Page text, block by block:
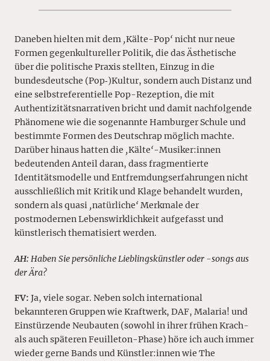
Daneben hielten mit dem ‚Kälte-Pop‘nicht nur neue
Formen gegenkultureller Politik, die das Ästhetische
über die politische Praxis stellten, Einzug in die
bundesdeutsche (Pop­‑)Kultur, sondern auch Distanz und
eine selbstreferentielle Pop-Rezeption, die mit
Authentizitätsnarrativen bricht und damit nachfolgende
Phänomene wie die sogenannte Hamburger Schule und
bestimmte Formen des Deutschrap möglich machte.
Darüber hinaus hatten die ‚Kälte‘-Musiker:innen
bedeutenden Anteil daran, dass fragmentierte
Identitätsmodelle und Entfremdungserfahrungen nicht
ausschließlich mit Kritik und Klage behandelt wurden,
sondern als quasi ‚natürliche‘Merkmale der
postmodernen Lebenswirklichkeit aufgefasst und
künstlerisch thematisiert werden.
AH: Haben Sie persönliche Lieblingskünstler oder -songs aus
der Ära?
FV: Ja, viele sogar. Neben solch international
bekannteren Gruppen wie Kraftwerk, DAF, Malaria! und
Einstürzende Neubauten (sowohl in ihrer frühen Krach-
als auch späteren Feuilleton-Phase) höre ich auch immer
wieder gerne Bands und Künstler:innen wie The